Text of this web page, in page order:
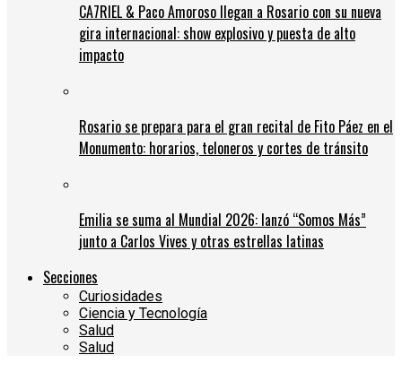
CA7RIEL & Paco Amoroso llegan a Rosario con su nueva
gira internacional: show explosivo y puesta de alto
impacto
Rosario se prepara para el gran recital de Fito Páez en el
Monumento: horarios, teloneros y cortes de tránsito
Emilia se suma al Mundial 2026: lanzó “Somos Más”
junto a Carlos Vives y otras estrellas latinas
Secciones
Curiosidades
Ciencia y Tecnología
Salud
Salud